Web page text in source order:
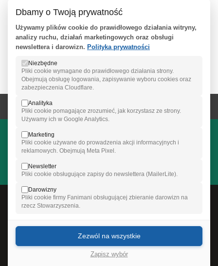
Stowarzyszenie
Nasz Bocian
Wesprzyj Stowarzyszenie Nasz Bocian
Każda wpłata pomaga nam działać skuteczniej.
Patronite Siepomaga
Przelew:PKO BP SA IX o/Warszawa ·
BIC (SWIFT) BPKOPLPW — z dopiskiem: NA CELE STOWARZYSZENIA
INFORMACJE
Newsletter
ZASADY I POLITYKI
Dbamy o Twoją prywatność
Używamy plików cookie do prawidłowego działania witryny,
analizy ruchu, działań marketingowych oraz obsługi
newslettera i darowizn. Polityka prywatności
Niezbędne
Pliki cookie wymagane do prawidłowego działania strony.
Obejmują obsługę logowania, zapisywanie wyboru cookies oraz
zabezpieczenia Cloudflare.
Analityka
Pliki cookie pomagające zrozumieć, jak korzystasz ze strony.
Używamy ich w Google Analytics.
Marketing
Pliki cookie używane do prowadzenia akcji informacyjnych i
reklamowych. Obejmują Meta Pixel.
Newsletter
Pliki cookie obsługujące zapisy do newslettera (MailerLite).
Darowizny
Pliki cookie firmy Fanimani obsługującej zbieranie darowizn na
rzecz Stowarzyszenia.
Zapisz wybór
Zezwól na wszystkie